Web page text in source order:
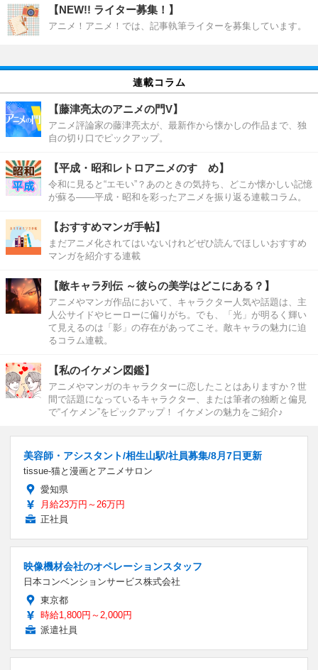
【NEW!! ライター募集！】
アニメ！アニメ！では、記事執筆ライターを募集しています。
連載コラム
【藤津亮太のアニメの門V】
アニメ評論家の藤津亮太が、最新作から懐かしの作品まで、独
自の切り口でピックアップ。
【平成・昭和レトロアニメのすゝめ】
令和に見ると“エモい”？あのときの気持ち、どこか懐かしい記憶
が蘇る――平成・昭和を彩ったアニメを振り返る連載コラム。
【おすすめマンガ手帖】
まだアニメ化されてはいないけれどぜひ読んでほしいおすすめ
マンガを紹介する連載
【敵キャラ列伝 ～彼らの美学はどこにある？】
アニメやマンガ作品において、キャラクター人気や話題は、主
人公サイドやヒーローに偏りがち。でも、「光」が明るく輝い
て見えるのは「影」の存在があってこそ。敵キャラの魅力に迫
るコラム連載。
【私のイケメン図鑑】
アニメやマンガのキャラクターに恋したことはありますか？世
間で話題になっているキャラクター、または筆者の独断と偏見
で“イケメン”をピックアップ！ イケメンの魅力をご紹介♪
美容師・アシスタント/相生山駅/社員募集/8月7日更新
tissue-猫と漫画とアニメサロン
愛知県
月給23万円～26万円
正社員
映像機材会社のオペレーションスタッフ
日本コンベンションサービス株式会社
東京都
時給1,800円～2,000円
派遣社員